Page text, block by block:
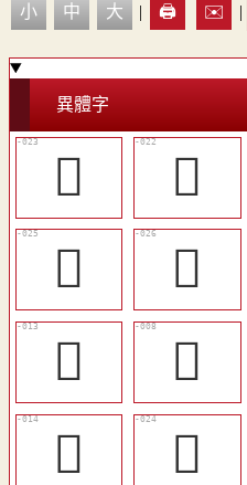
小 中 大 | 🖨️ ✉️ |
異體字
󴏝 󴏜
󴏟
󴏠
󴏔
󴏏
󴏕
󴏞